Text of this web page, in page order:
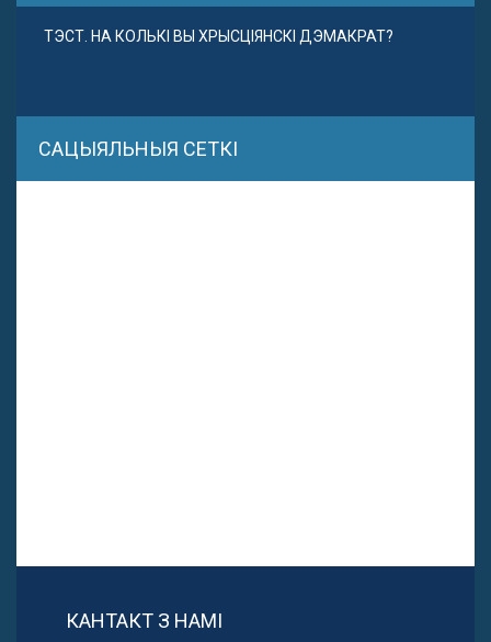
ТЭСТ. НА КОЛЬКІ ВЫ ХРЫСЦІЯНСКІ ДЭМАКРАТ?
САЦЫЯЛЬНЫЯ СЕТКІ
КАНТАКТ З НАМІ